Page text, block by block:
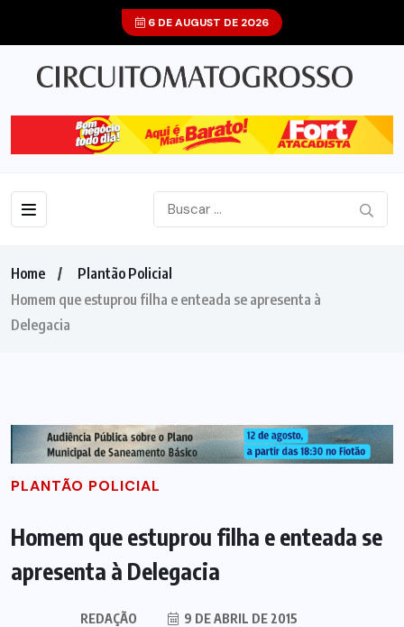
6 DE AUGUST DE 2026
Home
Plantão Policial
Homem que estuprou filha e enteada se apresenta à
Delegacia
PLANTÃO POLICIAL
Homem que estuprou filha e enteada se
apresenta à Delegacia
REDAÇÃO 9 DE ABRIL DE 2015